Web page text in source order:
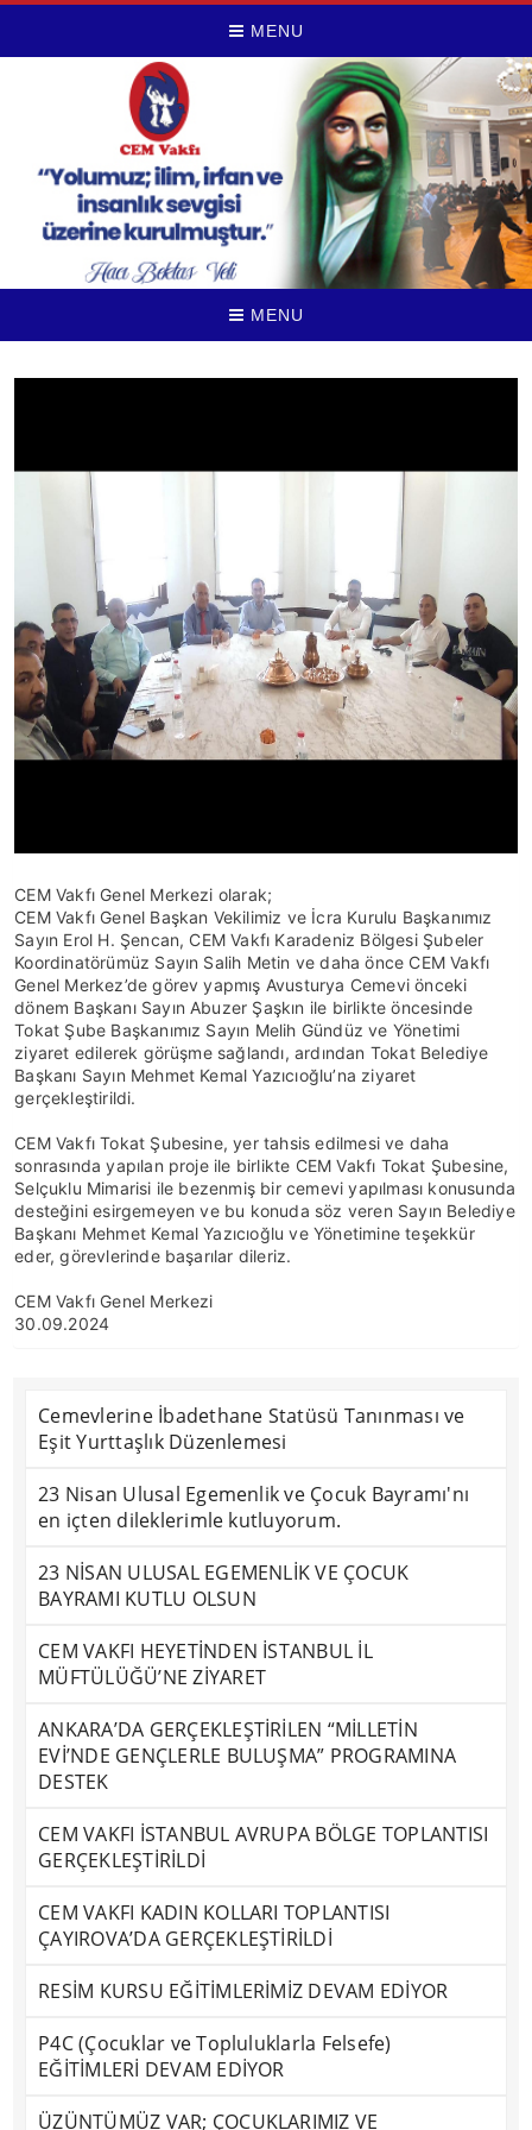
MENU
MENU
CEM Vakfı Genel Merkezi olarak;
CEM Vakfı Genel Başkan Vekilimiz ve İcra Kurulu Başkanımız
Sayın Erol H. Şencan, CEM Vakfı Karadeniz Bölgesi Şubeler
Koordinatörümüz Sayın Salih Metin ve daha önce CEM Vakfı
Genel Merkez’de görev yapmış Avusturya Cemevi önceki
dönem Başkanı Sayın Abuzer Şaşkın ile birlikte öncesinde
Tokat Şube Başkanımız Sayın Melih Gündüz ve Yönetimi
ziyaret edilerek görüşme sağlandı, ardından Tokat Belediye
Başkanı Sayın Mehmet Kemal Yazıcıoğlu’na ziyaret
gerçekleştirildi.
CEM Vakfı Tokat Şubesine, yer tahsis edilmesi ve daha
sonrasında yapılan proje ile birlikte CEM Vakfı Tokat Şubesine,
Selçuklu Mimarisi ile bezenmiş bir cemevi yapılması konusunda
desteğini esirgemeyen ve bu konuda söz veren Sayın Belediye
Başkanı Mehmet Kemal Yazıcıoğlu ve Yönetimine teşekkür
eder, görevlerinde başarılar dileriz.
CEM Vakfı Genel Merkezi
30.09.2024
Cemevlerine İbadethane Statüsü Tanınması ve
Eşit Yurttaşlık Düzenlemesi
23 Nisan Ulusal Egemenlik ve Çocuk Bayramı'nı
en içten dileklerimle kutluyorum.
23 NİSAN ULUSAL EGEMENLİK VE ÇOCUK
BAYRAMI KUTLU OLSUN
CEM VAKFI HEYETİNDEN İSTANBUL İL
MÜFTÜLÜĞÜ’NE ZİYARET
ANKARA’DA GERÇEKLEŞTİRİLEN “MİLLETİN
EVİ’NDE GENÇLERLE BULUŞMA” PROGRAMINA
DESTEK
CEM VAKFI İSTANBUL AVRUPA BÖLGE TOPLANTISI
GERÇEKLEŞTİRİLDİ
CEM VAKFI KADIN KOLLARI TOPLANTISI
ÇAYIROVA’DA GERÇEKLEŞTİRİLDİ
RESİM KURSU EĞİTİMLERİMİZ DEVAM EDİYOR
P4C (Çocuklar ve Topluluklarla Felsefe)
EĞİTİMLERİ DEVAM EDİYOR
ÜZÜNTÜMÜZ VAR; ÇOCUKLARIMIZ VE